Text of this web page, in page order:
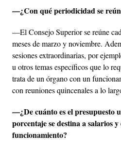
—¿Con qué periodicidad se
—El Consejo Superior se reúne
meses de marzo y noviembre.
sesiones extraordinarias, por
u otros temas específicos que lo
trata de un órgano con un
con reuniones quincenales a lo
—¿De cuánto es el presupuesto
porcentaje se destina a salarios
funcionamiento?